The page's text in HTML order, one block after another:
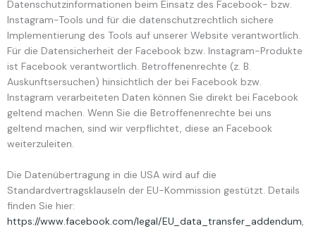
Datenschutzinformationen beim Einsatz des Facebook- bzw.
Instagram-Tools und für die datenschutzrechtlich sichere
Implementierung des Tools auf unserer Website verantwortlich.
Für die Datensicherheit der Facebook bzw. Instagram-Produkte
ist Facebook verantwortlich. Betroffenenrechte (z. B.
Auskunftsersuchen) hinsichtlich der bei Facebook bzw.
Instagram verarbeiteten Daten können Sie direkt bei Facebook
geltend machen. Wenn Sie die Betroffenenrechte bei uns
geltend machen, sind wir verpflichtet, diese an Facebook
weiterzuleiten.
Die Datenübertragung in die USA wird auf die
Standardvertragsklauseln der EU-Kommission gestützt. Details
finden Sie hier:
https://www.facebook.com/legal/EU_data_transfer_addendum,